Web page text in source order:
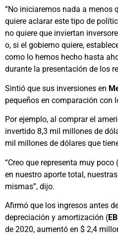
“No iniciaremos nada a menos
quiere aclarar este tipo de
no quiere que inviertan
o, si el gobierno quiere,
como lo hemos hecho hasta
durante la presentación de los
Sintió que sus inversiones en
pequeños en comparación con
Por ejemplo, al comprar el
invertido 8,3 mil millones de
mil millones de dólares que
“Creo que representa muy
en nuestro aporte total,
mismas”, dijo.
Afirmó que los ingresos antes
depreciación y amortización (
de 2020, aumentó en $ 2,4